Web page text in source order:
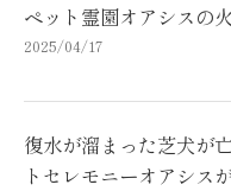
ペット霊園オアシスの
2025/04/17
復水が溜まった芝犬が
トセレモニーオアシス